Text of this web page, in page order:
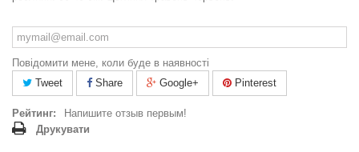
Повідомити мене, коли буде в наявності
Tweet
Share Google+ Pinterest
Рейтинг:
Напишите отзыв первым!
Друкувати